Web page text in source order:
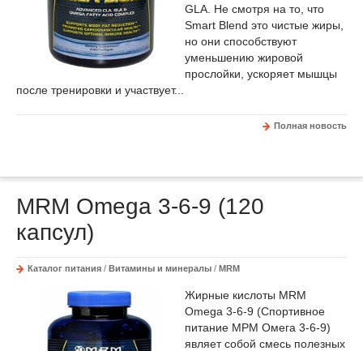
GLA. Не смотря на то, что
Smart Blend это чистые жиры,
но они способствуют
уменьшению жировой
прослойки, ускоряет мышцы
после тренировки и участвует...
Полная новость
MRM Omega 3-6-9 (120
капсул)
Каталог питания / Витамины и минералы / MRM
Жирные кислоты MRM
Omega 3-6-9 (Спортивное
питание МРМ Омега 3-6-9)
являет собой смесь полезных